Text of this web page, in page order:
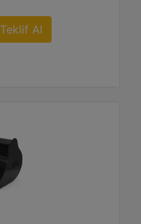
Teklif Al